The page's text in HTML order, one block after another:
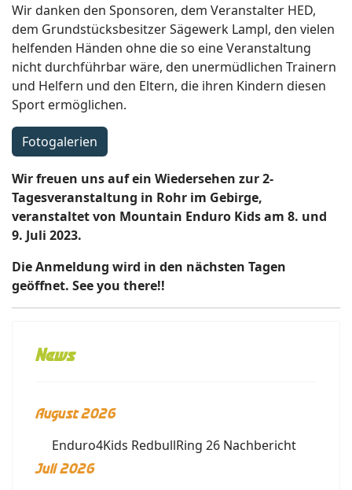
Wir danken den Sponsoren, dem Veranstalter HED,
dem Grundstücksbesitzer Sägewerk Lampl, den vielen
helfenden Händen ohne die so eine Veranstaltung
nicht durchführbar wäre, den unermüdlichen Trainern
und Helfern und den Eltern, die ihren Kindern diesen
Sport ermöglichen.
Fotogalerien
Wir freuen uns auf ein Wiedersehen zur 2-
Tagesveranstaltung in Rohr im Gebirge,
veranstaltet von Mountain Enduro Kids am 8. und
9. Juli 2023.
Die Anmeldung wird in den nächsten Tagen
geöffnet. See you there!!
News
August 2026
Enduro4Kids RedbullRing 26 Nachbericht
Juli 2026